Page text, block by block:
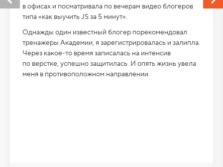
в офисах и посматривала по вечерам видео блогеров
типа «как выучить JS за 5 минут».
Однажды один известный блогер порекомендовал
тренажеры Академии, я зарегистрировалась и залипла.
Через какое-то время записалась на интенсив
по верстке, успешно защитилась. И опять жизнь увела
меня в противоположном направлении.